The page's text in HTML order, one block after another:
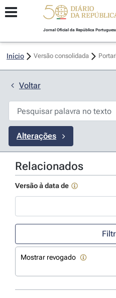
Jornal Oficial da República
Início Versão consolidada
Voltar
Alterações
Relacionados
Versão à data de
Use a tecla de seta para baixo
Mostrar revogado